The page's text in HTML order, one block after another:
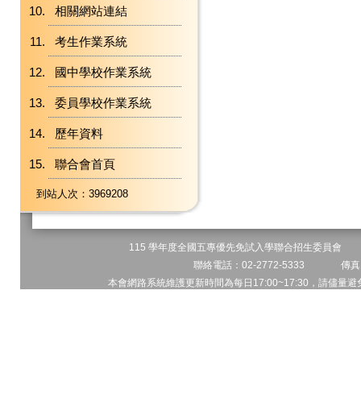
相關網站連結
考生作業系統
國中學校作業系統
委員學校作業系統
歷年資料
聯合會首頁
到站人次：3969208
115 學年度全國五專優先免試入學聯合招生委員會
聯絡電話：02-2772-5333 傳
本會網路系統維護更新時間為每日17:00~17:30，請儘量